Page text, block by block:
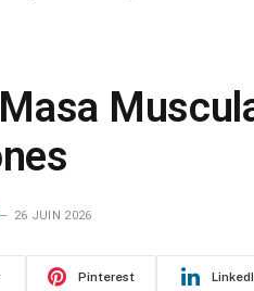
26 JUIN 2026
Pinterest